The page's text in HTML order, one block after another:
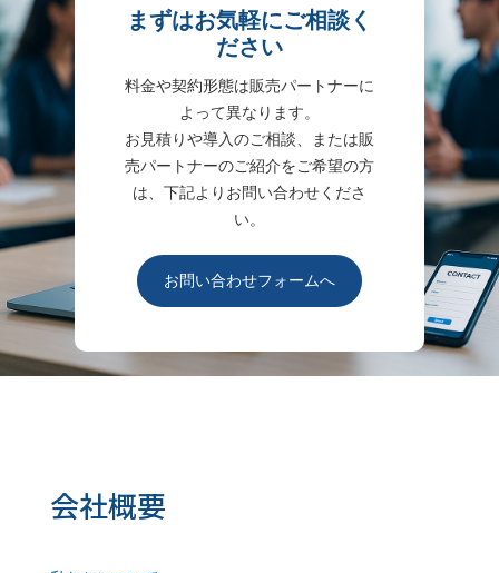
まずはお気軽にご相談く
ださい
料金や契約形態は販売パートナーに
よって異なります。
お見積りや導入のご相談、または販
売パートナーのご紹介をご希望の方
は、下記よりお問い合わせくださ
い。
お問い合わせフォームへ
会社概要